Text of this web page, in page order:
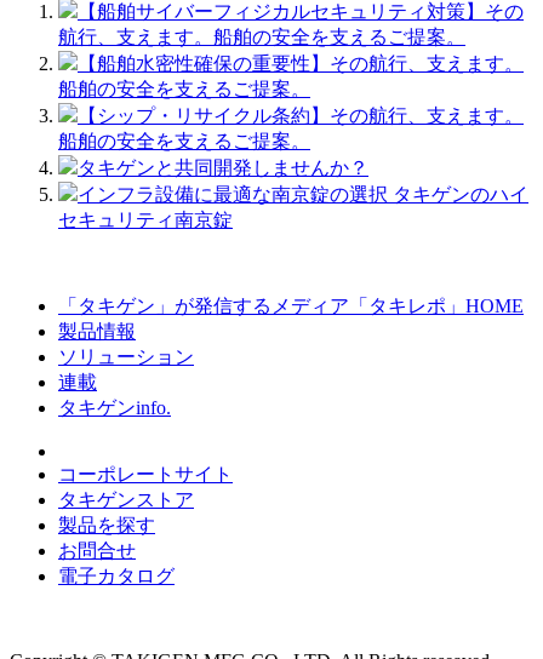
【船舶サイバーフィジカルセキュリティ対策】その
航行、支えます。船舶の安全を支えるご提案。
【船舶水密性確保の重要性】その航行、支えます。
船舶の安全を支えるご提案。
【シップ・リサイクル条約】その航行、支えます。
船舶の安全を支えるご提案。
タキゲンと共同開発しませんか？
インフラ設備に最適な南京錠の選択 タキゲンのハイ
セキュリティ南京錠
「タキゲン」が発信するメディア「タキレポ」HOME
製品情報
ソリューション
連載
タキゲンinfo.
コーポレートサイト
タキゲンストア
製品を探す
お問合せ
電子カタログ